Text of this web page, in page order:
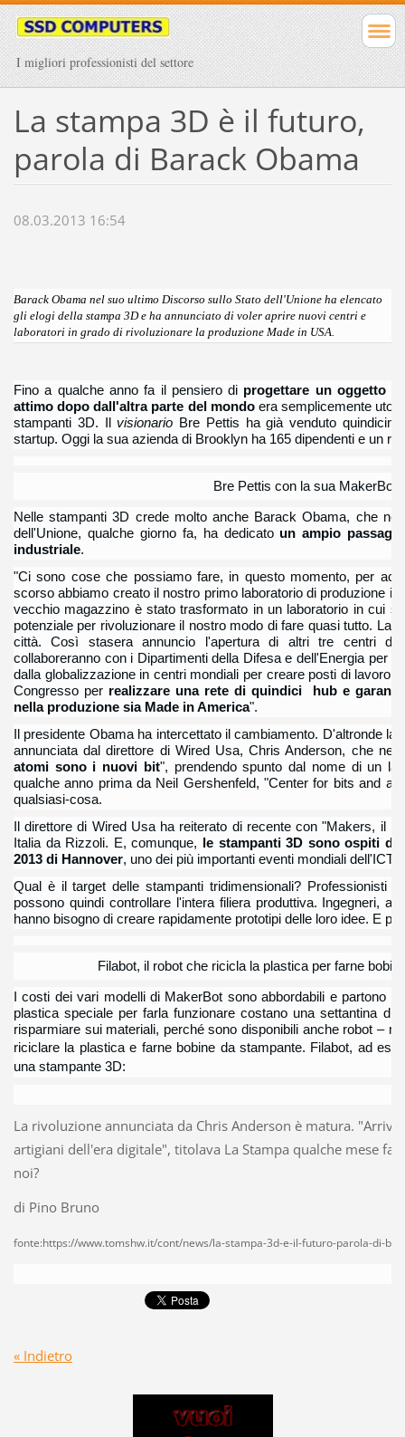
I migliori professionisti del settore
La stampa 3D è il futuro,
parola di Barack Obama
08.03.2013 16:54
Barack Obama nel suo ultimo Discorso sullo Stato dell'Unione ha elencato
gli elogi della stampa 3D e ha annunciato di voler aprire nuovi centri e
laboratori in grado di rivoluzionare la produzione Made in USA.
Fino a qualche anno fa il pensiero di progettare un oggetto
attimo dopo dall'altra parte del mondoera semplicemente
stampanti 3D. Il visionario Bre Pettis ha già venduto
startup. Oggi la sua azienda di Brooklyn ha 165 dipendenti e un
Bre Pettis con la sua MakerBot
Nelle stampanti 3D crede molto anche Barack Obama, che nel
dell'Unione, qualche giorno fa, ha dedicato un ampio
industriale.
"Ci sono cose che possiamo fare, in questo momento, per
scorso abbiamo creato il nostro primo laboratorio di produzione
vecchio magazzino è stato trasformato in un laboratorio in cui
potenziale per rivoluzionare il nostro modo di fare quasi tutto. La
città. Così stasera annuncio l'apertura di altri tre centri di
collaboreranno con i Dipartimenti della Difesa e dell'Energia per
dalla globalizzazione in centri mondiali per creare posti di lavoro
Congresso per realizzare una rete di quindici hub e
nella produzione sia Made in America".
Il presidente Obama ha intercettato il cambiamento. D'altronde la
annunciata dal direttore di Wired Usa, Chris Anderson, che nel
atomi sono i nuovi bit", prendendo spunto dal nome di un
qualche anno prima da Neil Gershenfeld, "Center for bits and
qualsiasi-cosa.
Il direttore di Wired Usa ha reiterato di recente con "Makers, il
Italia da Rizzoli. E, comunque, le stampanti 3D sono ospiti
2013 di Hannover, uno dei più importanti eventi mondiali dell'ICT.
Qual è il target delle stampanti tridimensionali? Professionisti
possono quindi controllare l'intera filiera produttiva. Ingegneri,
hanno bisogno di creare rapidamente prototipi delle loro idee. E
Filabot, il robot che ricicla la plastica per farne
I costi dei vari modelli di MakerBot sono abbordabili e partono
plastica speciale per farla funzionare costano una settantina di
risparmiare sui materiali, perché sono disponibili anche robot –
riciclare la plastica e farne bobine da stampante. Filabot, ad
una stampante 3D:
La rivoluzione annunciata da Chris Anderson è matura.
artigiani dell'era digitale", titolava La Stampa qualche mese fa.
noi?
di Pino Bruno
fonte:https://www.tomshw.it/cont/news/la-stampa-3d-e-il-futuro-parola-di-
« Indietro